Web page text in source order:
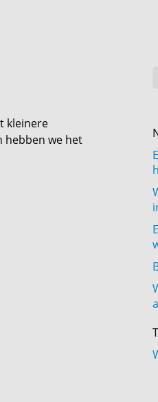
kleinere
hebben we het